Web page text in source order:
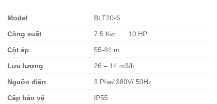
Model
BLT20-6
Công suất
7.5 Kw; 10 HP
Cột áp
55-81 m
Lưu lượng
26 – 14 m3/h
Nguồn điện
3 Pha/ 380V/ 50Hz
Cấp bảo vệ
IP55